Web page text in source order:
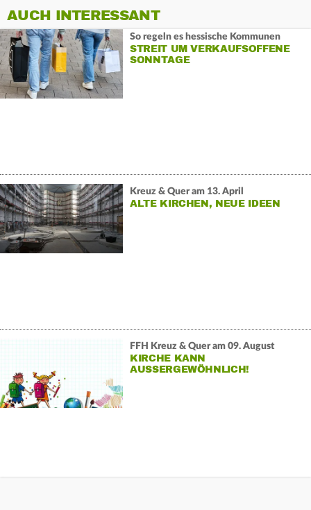
AUCH INTERESSANT
So regeln es hessische Kommunen
STREIT UM VERKAUFSOFFENE
SONNTAGE
Kreuz & Quer am 13. April
ALTE KIRCHEN, NEUE IDEEN
FFH Kreuz & Quer am 09. August
KIRCHE KANN
AUSSERGEWÖHNLICH!